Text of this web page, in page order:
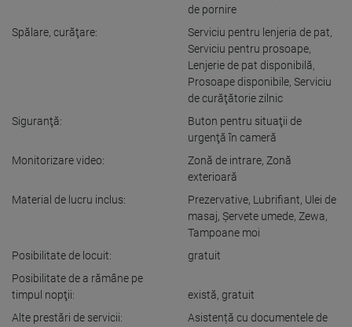
de pornire
Spălare, curăţare:
Serviciu pentru lenjeria de pat,
Serviciu pentru prosoape,
Lenjerie de pat disponibilă,
Prosoape disponibile, Serviciu
de curăţătorie zilnic
Siguranţă:
Buton pentru situaţii de
urgenţă în cameră
Monitorizare video:
Zonă de intrare, Zonă
exterioară
Material de lucru inclus:
Prezervative, Lubrifiant, Ulei de
masaj, Şervete umede, Zewa,
Tampoane moi
Posibilitate de locuit:
gratuit
Posibilitate de a rămâne pe
timpul nopţii:
există, gratuit
Alte prestări de servicii:
Asistență cu documentele de